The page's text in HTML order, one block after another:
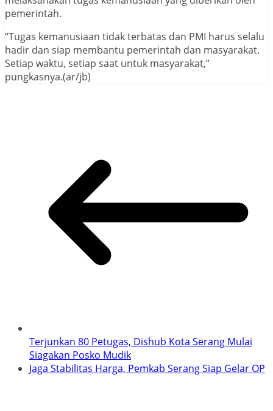
pemerintah.
“Tugas kemanusiaan tidak terbatas dan PMI harus selalu
hadir dan siap membantu pemerintah dan masyarakat.
Setiap waktu, setiap saat untuk masyarakat,”
pungkasnya.(ar/jb)
Terjunkan 80 Petugas, Dishub Kota Serang Mulai
Siagakan Posko Mudik
Jaga Stabilitas Harga, Pemkab Serang Siap Gelar OP